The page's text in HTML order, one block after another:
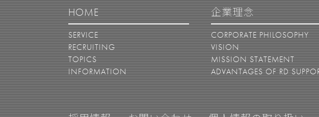
HOME
SERVICE
RECRUITING
TOPICS
INFORMATION
企業理念
CORPORATE PHILOSOPHY
VISION
MISSION STATEMENT
ADVANTAGES OF RD